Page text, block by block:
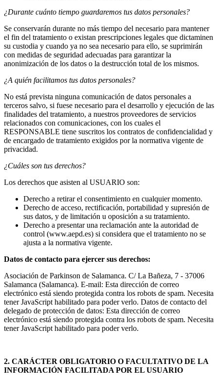
¿Durante cuánto tiempo guardaremos tus datos personales?
Se conservarán durante no más tiempo del necesario para mantener
el fin del tratamiento o existan prescripciones legales que dictaminen
su custodia y cuando ya no sea necesario para ello, se suprimirán
con medidas de seguridad adecuadas para garantizar la
anonimización de los datos o la destrucción total de los mismos.
¿A quién facilitamos tus datos personales?
No está prevista ninguna comunicación de datos personales a
terceros salvo, si fuese necesario para el desarrollo y ejecución de las
finalidades del tratamiento, a nuestros proveedores de servicios
relacionados con comunicaciones, con los cuales el
RESPONSABLE tiene suscritos los contratos de confidencialidad y
de encargado de tratamiento exigidos por la normativa vigente de
privacidad.
¿Cuáles son tus derechos?
Los derechos que asisten al USUARIO son:
Derecho a retirar el consentimiento en cualquier momento.
Derecho de acceso, rectificación, portabilidad y supresión de
sus datos, y de limitación u oposición a su tratamiento.
Derecho a presentar una reclamación ante la autoridad de
control (www.aepd.es) si considera que el tratamiento no se
ajusta a la normativa vigente.
Datos de contacto para ejercer sus derechos:
Asociación de Parkinson de Salamanca. C/ La Bañeza, 7 - 37006
Salamanca (Salamanca). E-mail: Esta dirección de correo
electrónico está siendo protegida contra los robots de spam. Necesita
tener JavaScript habilitado para poder verlo. Datos de contacto del
delegado de protección de datos: Esta dirección de correo
electrónico está siendo protegida contra los robots de spam. Necesita
tener JavaScript habilitado para poder verlo.
2. CARÁCTER OBLIGATORIO O FACULTATIVO DE LA
INFORMACIÓN FACILITADA POR EL USUARIO